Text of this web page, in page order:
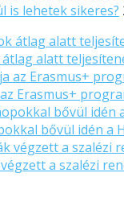
is lehetek sikeres?
alatt
Erasmus+
bővül idén a
a szalézi